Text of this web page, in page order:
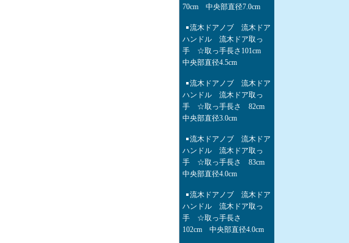
70cm 中央部直径7.0cm
流木ドアノブ 流木ドア
ハンドル 流木ドア取っ
手 ☆取っ手長さ101cm
中央部直径4.5cm
流木ドアノブ 流木ドア
ハンドル 流木ドア取っ
手 ☆取っ手長さ 82cm
中央部直径3.0cm
流木ドアノブ 流木ドア
ハンドル 流木ドア取っ
手 ☆取っ手長さ 83cm
中央部直径4.0cm
流木ドアノブ 流木ドア
ハンドル 流木ドア取っ
手 ☆取っ手長さ
102cm 中央部直径4.0cm